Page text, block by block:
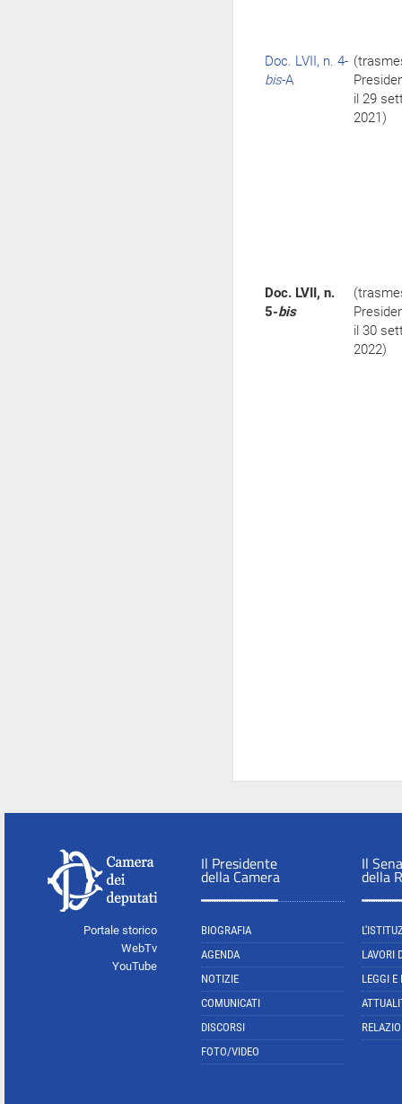
Doc. LVII, n. 4-
bis-A
il 29
2021)
Doc. LVII, n.
5-bis
il 30
2022)
Portale storico
WebTv
YouTube
Il Presidente
della Camera
BIOGRAFIA
AGENDA
NOTIZIE
COMUNICATI
DISCORSI
FOTO/VIDEO
Il
della
LAVORI
LEGGI E